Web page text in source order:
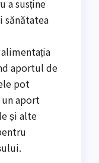
a susține
sănătatea
aportul de
pot
aport
și alte